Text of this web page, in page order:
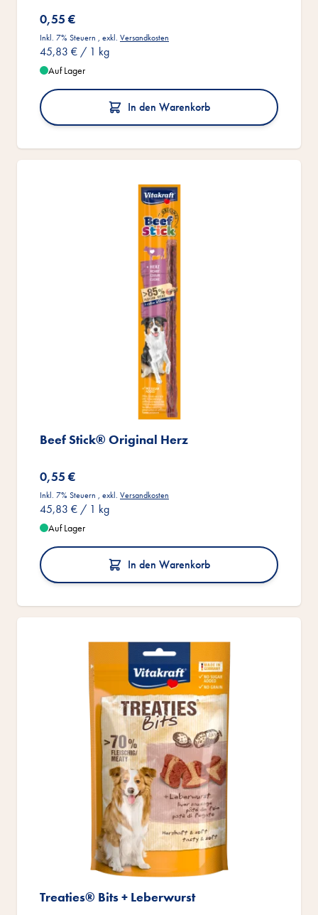
0,55 €
Inkl. 7% Steuern , exkl. Versandkosten
45,83 € / 1 kg
Auf Lager
In den Warenkorb
Beef Stick® Original Herz
0,55 €
Inkl. 7% Steuern , exkl. Versandkosten
45,83 € / 1 kg
Auf Lager
In den Warenkorb
Treaties® Bits + Leberwurst